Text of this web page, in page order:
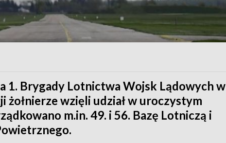
1. Brygady Lotnictwa Wojsk Lądowych w
żołnierze wzięli udział w uroczystym
m.in. 49. i 56. Bazę Lotniczą i